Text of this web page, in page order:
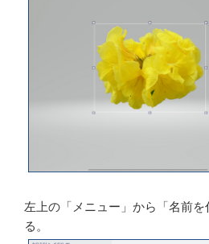
この時、右にある「縦横比を固定
しておくと、自由なサイズに調整